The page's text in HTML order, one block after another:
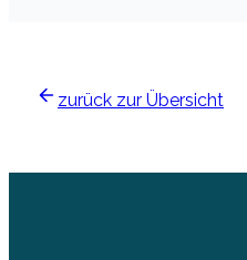
zurück zur Übersicht